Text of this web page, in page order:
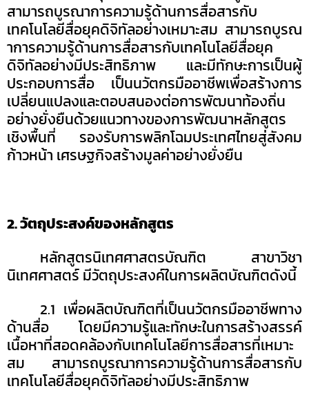
สามารถบูรณาการความรู้ด้านการสื่อสารกับ
เทคโนโลยีสื่อยุคดิจิทัลอย่างเหมาะสม สามารถบูรณ
าการความรู้ด้านการสื่อสารกับเทคโนโลยีสื่อยุค
ดิจิทัลอย่างมีประสิทธิภาพ และมีทักษะการเป็นผู้
ประกอบการสื่อ เป็นนวัตกรมืออาชีพเพื่อสร้างการ
เปลี่ยนแปลงและตอบสนองต่อการพัฒนาท้องถิ่น
อย่างยั่งยืนด้วยแนวทางของการพัฒนาหลักสูตร
เชิงพื้นที่ รองรับการพลิกโฉมประเทศไทยสู่สังคม
ก้าวหน้า เศรษฐกิจสร้างมูลค่าอย่างยั่งยืน
2.วัตถุประสงค์ของหลักสูตร
หลักสูตรนิเทศศาสตรบัณฑิต สาขาวิชา
นิเทศศาสตร์ มีวัตถุประสงค์ในการผลิตบัณฑิตดังนี้
2.1 เพื่อผลิตบัณฑิตที่เป็นนวัตกรมืออาชีพทาง
ด้านสื่อ โดยมีความรู้และทักษะในการสร้างสรรค์
เนื้อหาที่สอดคล้องกับเทคโนโลยีการสื่อสารที่เหมาะ
สม สามารถบูรณาการความรู้ด้านการสื่อสารกับ
เทคโนโลยีสื่อยุคดิจิทัลอย่างมีประสิทธิภาพ